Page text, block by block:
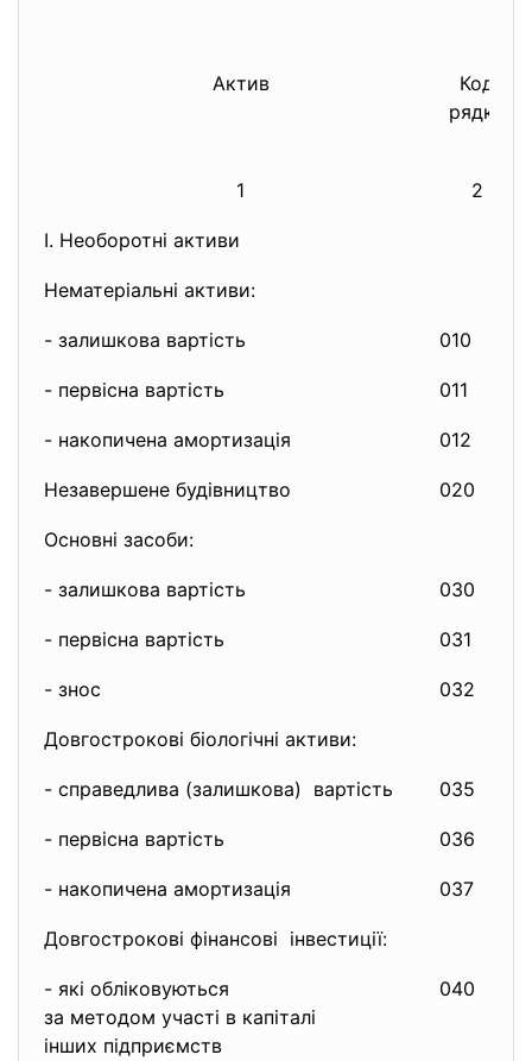
Актив
Код
рядка
1 2
I. Необоротні активи
Нематеріальні активи:
- залишкова вартість 010
- первісна вартість 011
- накопичена амортизація 012
Незавершене будівництво 020
Основні засоби:
- залишкова вартість 030
- первісна вартість 031
- знос 032
Довгострокові біологічні активи:
- справедлива (залишкова) вартість 035
- первісна вартість 036
- накопичена амортизація 037
Довгострокові фінансові інвестиції:
- які обліковуються
за методом участі в капіталі
інших підприємств
040